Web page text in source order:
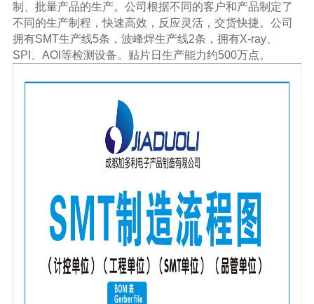
制、批量产品的生产。公司根据不同的客户和产品制定了
不同的生产制程，快速高效，反应灵活，交货快捷。公司
拥有SMT生产线5条，波峰焊生产线2条，拥有X-ray、
SPI、AOI等检测设备。贴片日生产能力约500万点。